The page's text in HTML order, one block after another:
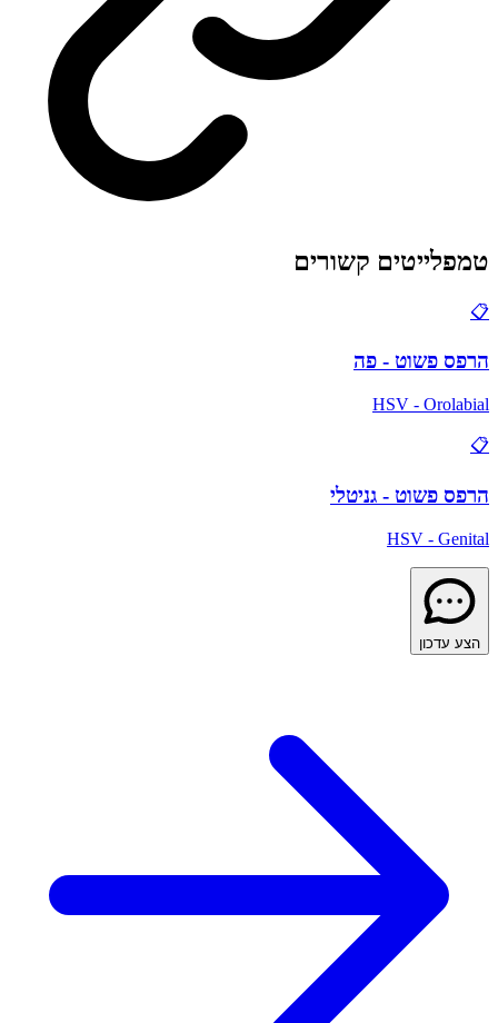
טמפלייטים קשורים
📋
הרפס פשוט - פה
HSV - Orolabial
📋
הרפס פשוט - גניטלי
HSV - Genital
הצע עדכון